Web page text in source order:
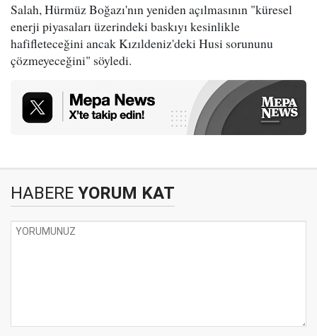
Salah, Hürmüz Boğazı'nın yeniden açılmasının "küresel
enerji piyasaları üzerindeki baskıyı kesinlikle
hafifleteceğini ancak Kızıldeniz'deki Husi sorununu
çözmeyeceğini" söyledi.
HABERE YORUM KAT